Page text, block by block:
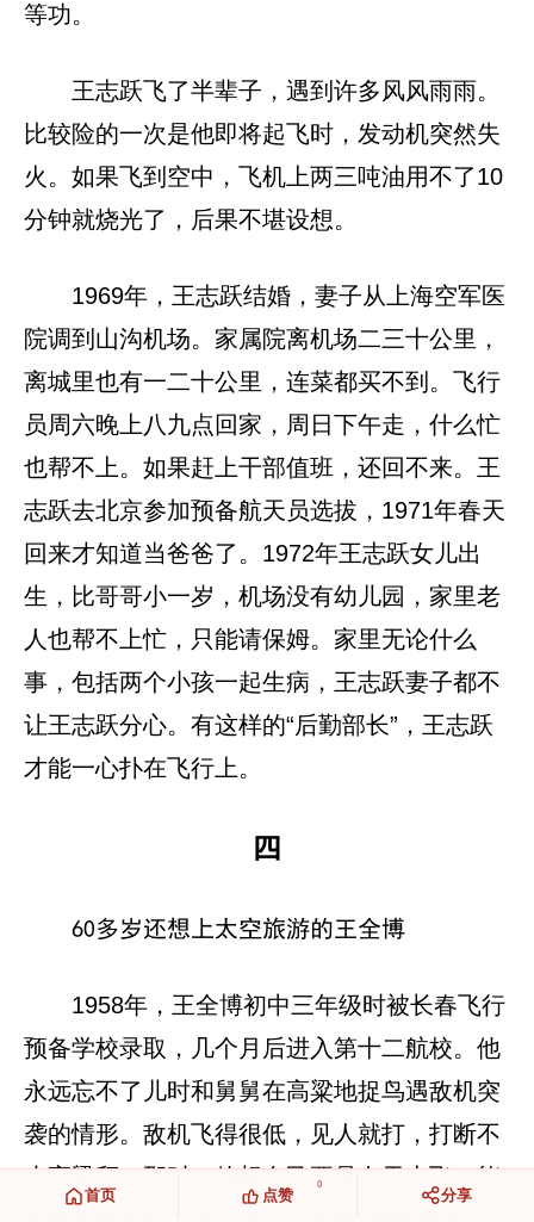
等功。
王志跃飞了半辈子，遇到许多风风雨雨。
比较险的一次是他即将起飞时，发动机突然失
火。如果飞到空中，飞机上两三吨油用不了10
分钟就烧光了，后果不堪设想。
1969年，王志跃结婚，妻子从上海空军医
院调到山沟机场。家属院离机场二三十公里，
离城里也有一二十公里，连菜都买不到。飞行
员周六晚上八九点回家，周日下午走，什么忙
也帮不上。如果赶上干部值班，还回不来。王
志跃去北京参加预备航天员选拔，1971年春天
回来才知道当爸爸了。1972年王志跃女儿出
生，比哥哥小一岁，机场没有幼儿园，家里老
人也帮不上忙，只能请保姆。家里无论什么
事，包括两个小孩一起生病，王志跃妻子都不
让王志跃分心。有这样的“后勤部长”，王志跃
才能一心扑在飞行上。
四
60多岁还想上太空旅游的王全博
1958年，王全博初中三年级时被长春飞行
预备学校录取，几个月后进入第十二航校。他
永远忘不了儿时和舅舅在高粱地捉鸟遇敌机突
袭的情形。敌机飞得很低，见人就打，打断不
少高粱秆。那时，他想自己要是在天上飞，能
首页
0
点赞 分享